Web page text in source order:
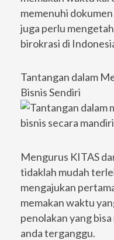
memenuhi
juga perlu
birokrasi di
Tantangan dalam
Bisnis Sendiri
Mengurus KITAS
tidaklah mudah
mengajukan
memakan waktu
penolakan yang
anda terganggu.